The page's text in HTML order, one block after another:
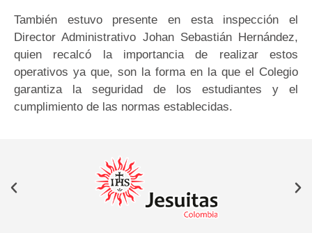
También estuvo presente en esta inspección el
Director Administrativo Johan Sebastián Hernández,
quien recalcó la importancia de realizar estos
operativos ya que, son la forma en la que el Colegio
garantiza la seguridad de los estudiantes y el
cumplimiento de las normas establecidas.